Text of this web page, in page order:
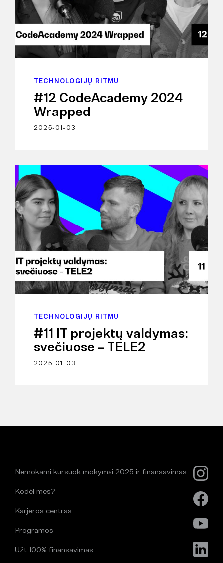
TECHNOLOGIJŲ RITMU
#12 CodeAcademy 2024
Wrapped
2025-01-03
TECHNOLOGIJŲ RITMU
#11 IT projektų valdymas:
svečiuose – TELE2
2025-01-03
Nemokami kursuok mokymai 2025 ir finansavimas
Kodėl mes?
Karjeros centras
Programos
Užt 100% finansavimas